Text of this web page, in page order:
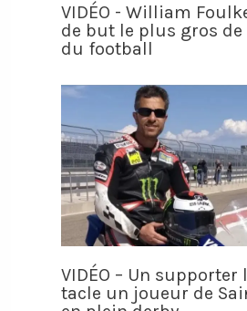
VIDÉO - William
de but le plus gros de
du football
VIDÉO – Un supporter
tacle un joueur de